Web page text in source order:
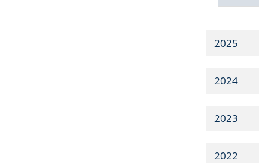
2025
2024
2023
2022